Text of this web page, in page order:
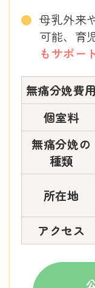
母乳外来
可能、育
もサポー
無痛分娩費用
個室料
無痛分娩の
種類
所在地
アクセス